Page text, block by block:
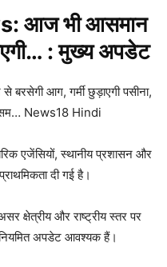
आज भी आसमान
: मुख्यअपडेट
आग, गर्मी छुड़ाएगी पसीना,
News18 Hindi
एजेंसियों, स्थानीय प्रशासन और
दी गई है।
क्षेत्रीय और राष्ट्रीय स्तर पर
अपडेट आवश्यक हैं।